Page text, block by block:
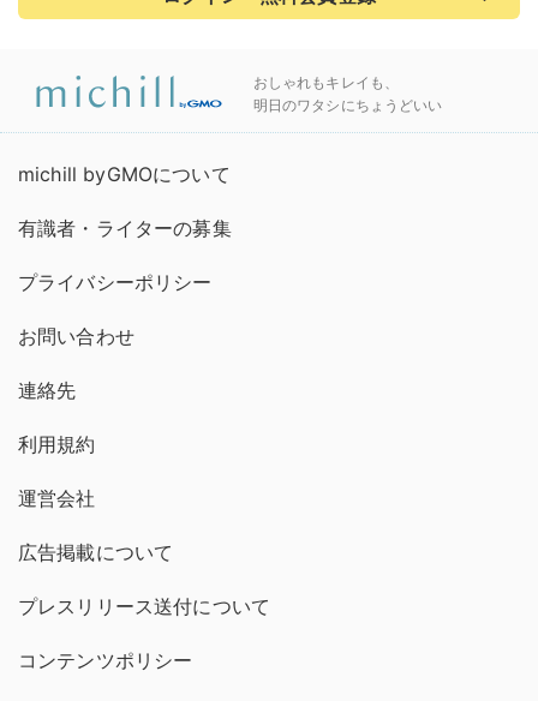
おしゃれもキレイも、
明日のワタシにちょうどいい
michill byGMOについて
有識者・ライターの募集
プライバシーポリシー
お問い合わせ
連絡先
利用規約
運営会社
広告掲載について
プレスリリース送付について
コンテンツポリシー